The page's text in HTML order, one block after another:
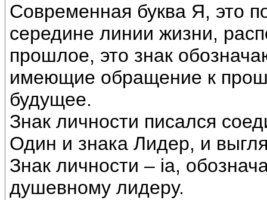
Современная буква Я, это
середине линии жизни,
прошлое, это знак
имеющие обращение к
будущее.
Знак личности писался
Один и знака Лидер, и
Знак личности – ia,
душевному лидеру.